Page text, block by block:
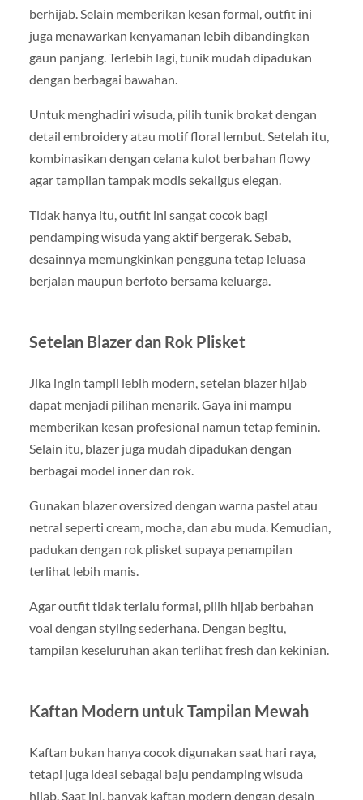
berhijab. Selain memberikan kesan formal, outfit ini
juga menawarkan kenyamanan lebih dibandingkan
gaun panjang. Terlebih lagi, tunik mudah dipadukan
dengan berbagai bawahan.
Untuk menghadiri wisuda, pilih tunik brokat dengan
detail embroidery atau motif floral lembut. Setelah itu,
kombinasikan dengan celana kulot berbahan flowy
agar tampilan tampak modis sekaligus elegan.
Tidak hanya itu, outfit ini sangat cocok bagi
pendamping wisuda yang aktif bergerak. Sebab,
desainnya memungkinkan pengguna tetap leluasa
berjalan maupun berfoto bersama keluarga.
Setelan Blazer dan Rok Plisket
Jika ingin tampil lebih modern, setelan blazer hijab
dapat menjadi pilihan menarik. Gaya ini mampu
memberikan kesan profesional namun tetap feminin.
Selain itu, blazer juga mudah dipadukan dengan
berbagai model inner dan rok.
Gunakan blazer oversized dengan warna pastel atau
netral seperti cream, mocha, dan abu muda. Kemudian,
padukan dengan rok plisket supaya penampilan
terlihat lebih manis.
Agar outfit tidak terlalu formal, pilih hijab berbahan
voal dengan styling sederhana. Dengan begitu,
tampilan keseluruhan akan terlihat fresh dan kekinian.
Kaftan Modern untuk Tampilan Mewah
Kaftan bukan hanya cocok digunakan saat hari raya,
tetapi juga ideal sebagai baju pendamping wisuda
hijab. Saat ini, banyak kaftan modern dengan desain